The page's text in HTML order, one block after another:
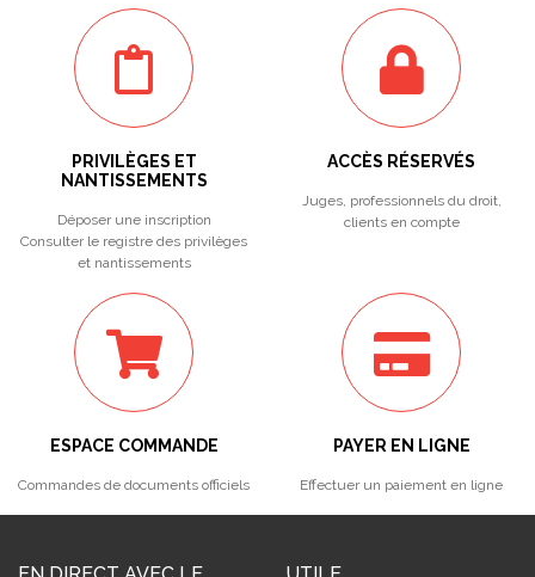
PRIVILÈGES ET
NANTISSEMENTS
Déposer une inscription
Consulter le registre des privilèges
et nantissements
ACCÈS RÉSERVÉS
Juges, professionnels du droit,
clients en compte
ESPACE COMMANDE
Commandes de documents officiels
PAYER EN LIGNE
Effectuer un paiement en ligne